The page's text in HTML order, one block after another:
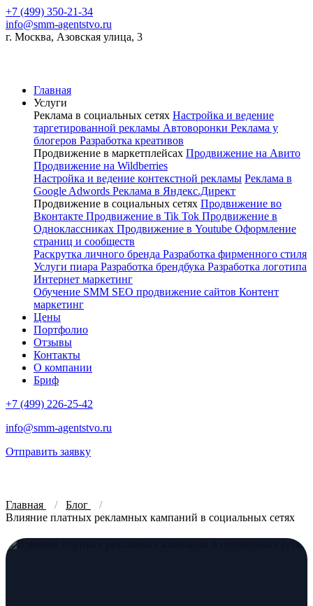
+7 (499) 350-21-34
info@smm-agentstvo.ru
г. Москва, Азовская улица, 3
Главная
Услуги
Реклама в социальных сетях Настройка и ведение
таргетированной рекламы Автоворонки Реклама у
блогеров Разработка креативов
Продвижение в маркетплейсах Продвижение на Авито
Продвижение на Wildberries
Настройка и ведение контекстной рекламы Реклама в
Google Adwords Реклама в Яндекс.Директ
Продвижение в социальных сетях Продвижение во
Вконтакте Продвижение в Tik Tok Продвижение в
Одноклассниках Продвижение в Youtube Оформление
страниц и сообществ
Раскрутка личного бренда Разработка фирменного стиля
Услуги пиара Разработка брендбука Разработка логотипа
Интернет маркетинг
Обучение SMM SEO продвижение сайтов Контент
маркетинг
Цены
Портфолио
Отзывы
Контакты
О компании
Бриф
+7 (499) 226-25-42
info@smm-agentstvo.ru
Отправить заявку
Главная
Блог
Влияние платных рекламных кампаний в социальных сетях